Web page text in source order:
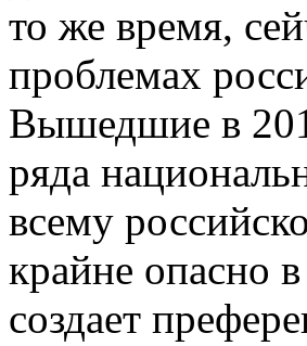
то же время,
проблемах
Вышедшие в
ряда
всему
крайне опасно
создает